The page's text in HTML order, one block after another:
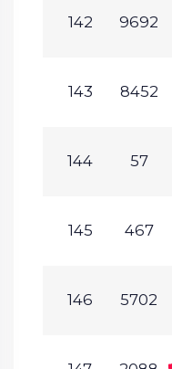
142 9692
143 8452
144 57
145 467
146 5702